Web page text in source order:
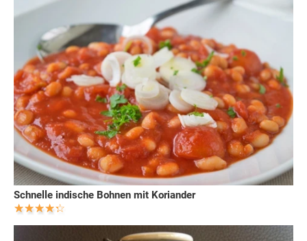
Schnelle indische Bohnen mit Koriander